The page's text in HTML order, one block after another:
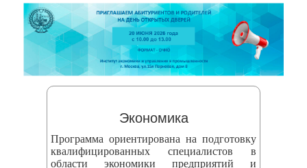
Экономика
Программа ориентирована на подготовку
квалифицированных специалистов в
области экономики предприятий и